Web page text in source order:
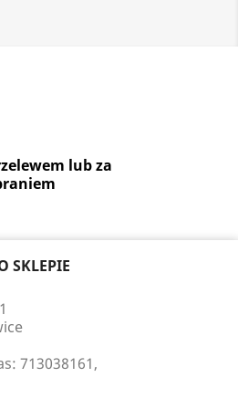
lub za
SKLEPIE
713038161,